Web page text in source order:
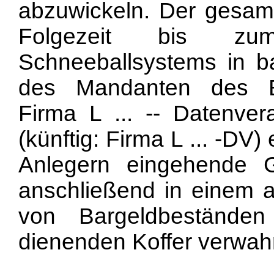
abzuwickeln. Der
Folgezeit bis
Schneeballsystems in
des Mandanten des
Firma L ... --
(künftig: Firma L ... -
Anlegern eingehende
anschließend in einem
von
dienenden Koffer